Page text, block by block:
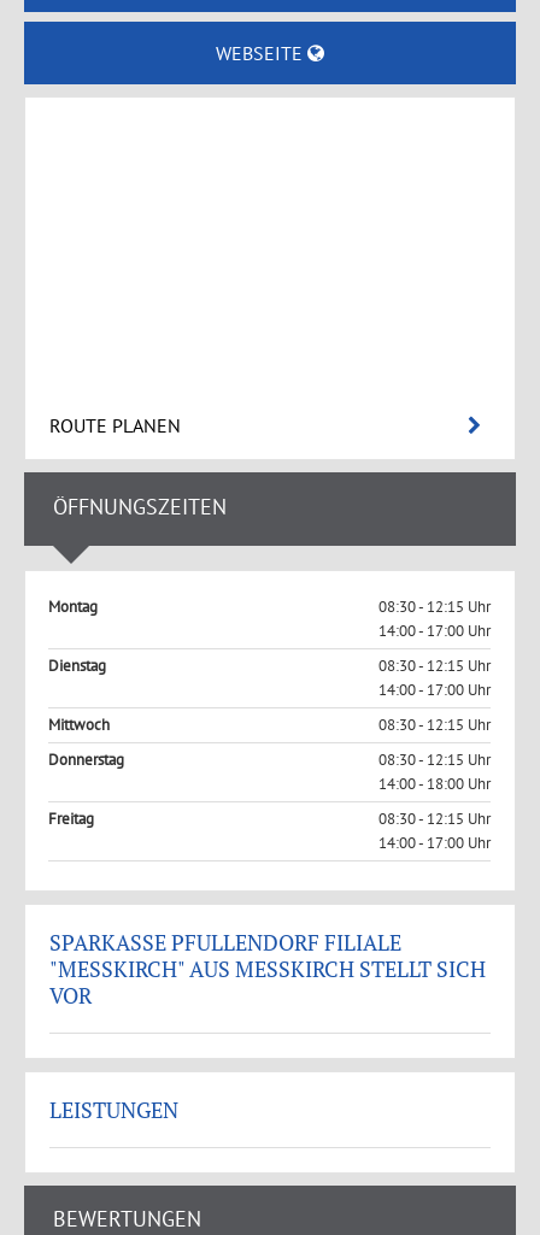
WEBSEITE
ROUTE PLANEN
ÖFFNUNGSZEITEN
Montag
08:30 - 12:15 Uhr
14:00 - 17:00 Uhr
Dienstag
08:30 - 12:15 Uhr
14:00 - 17:00 Uhr
Mittwoch
08:30 - 12:15 Uhr
Donnerstag
08:30 - 12:15 Uhr
14:00 - 18:00 Uhr
Freitag
08:30 - 12:15 Uhr
14:00 - 17:00 Uhr
SPARKASSE PFULLENDORF FILIALE
"MESSKIRCH" AUS MESSKIRCH STELLT SICH VO
R
LEISTUNGEN
BEWERTUNGEN